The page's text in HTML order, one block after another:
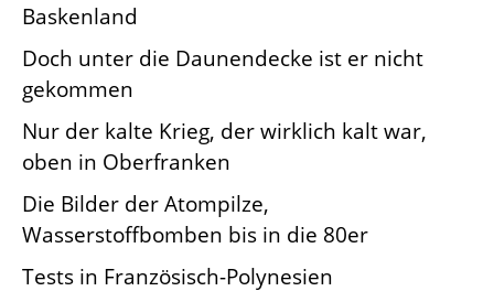
Baskenland
Doch unter die Daunendecke ist er nicht
gekommen
Nur der kalte Krieg, der wirklich kalt war,
oben in Oberfranken
Die Bilder der Atompilze,
Wasserstoffbomben bis in die 80er
Tests in Französisch-Polynesien